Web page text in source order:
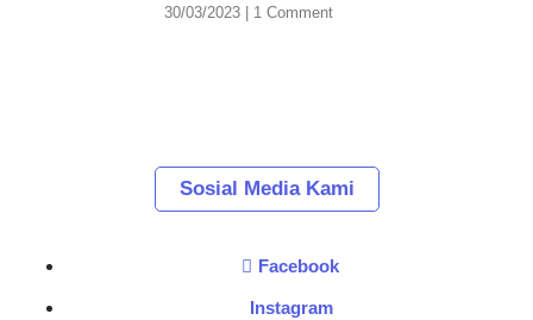
30/03/2023 1 Comment
Sosial Media Kami
Facebook
Instagram